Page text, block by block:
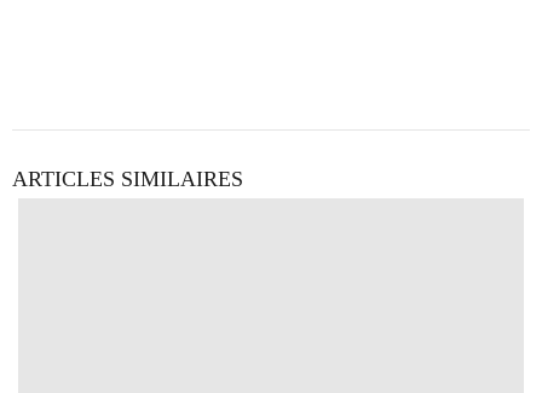
ARTICLES SIMILAIRES